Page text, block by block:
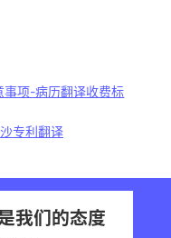
项-病历翻译收费标
专利翻译
我们的态度